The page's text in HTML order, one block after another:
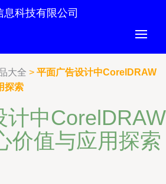
科技有限公司
大全 > 平面广告设计中CorelDRAW
探索
计中CorelDRAW
价值与应用探索